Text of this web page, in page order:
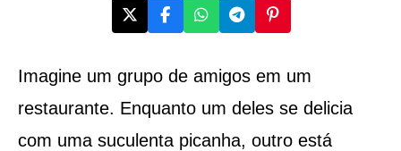
Imagine um grupo de amigos em um
restaurante. Enquanto um deles se delicia
com uma suculenta picanha, outro está